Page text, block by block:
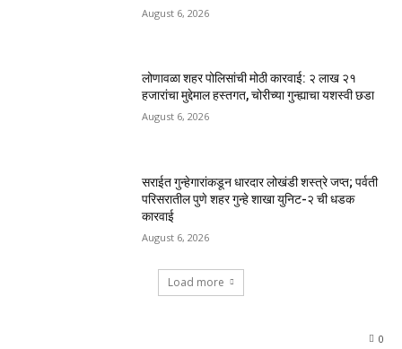
August 6, 2026
लोणावळा शहर पोलिसांची मोठी कारवाई: २ लाख २१
हजारांचा मुद्देमाल हस्तगत, चोरीच्या गुन्ह्याचा यशस्वी छडा
August 6, 2026
सराईत गुन्हेगारांकडून धारदार लोखंडी शस्त्रे जप्त; पर्वती
परिसरातील पुणे शहर गुन्हे शाखा युनिट-२ ची धडक
कारवाई
August 6, 2026
Load more
0